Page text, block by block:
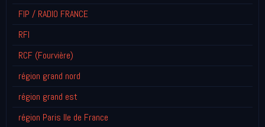
FIP / RADIO FRANCE
RFI
RCF (Fourvière)
région grand nord
région grand est
région Paris Ile de France